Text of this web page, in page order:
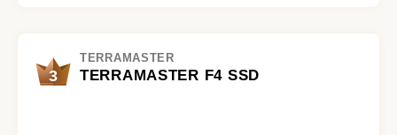
3
TERRAMASTER
TERRAMASTER F4 SSD